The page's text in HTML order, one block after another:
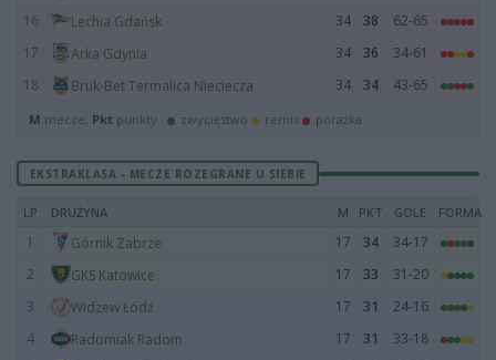
16
Lechia Gdańsk 34 38
62-65
17
Arka Gdynia 34 36
34-61
18
Bruk-Bet Termalica Nieciecza 34 34 43-65
M mecze, Pkt punkty · zwycięstwo remis porażka
EKSTRAKLASA - MECZE ROZEGRANE U SIEBIE
LP DRUŻYNA M PKT GOLE FORMA
1 Górnik Zabrze 17 34
34-17
2
GKS Katowice 17 33
31-20
3
Widzew Łódź 17 31
24-16
4
Radomiak Radom 17 31
33-18